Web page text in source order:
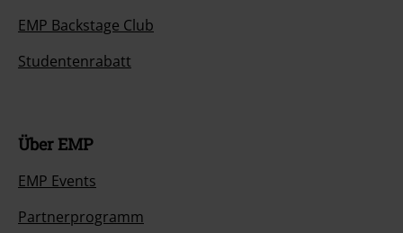
EMP Backstage Club
Studentenrabatt
Über EMP
EMP Events
Partnerprogramm